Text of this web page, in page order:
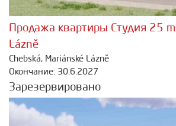
Продажа квартиры Студия 25
Lázně
Chebská, Mariánské Lázně
Окончание: 30.6.2027
Зарезервировано